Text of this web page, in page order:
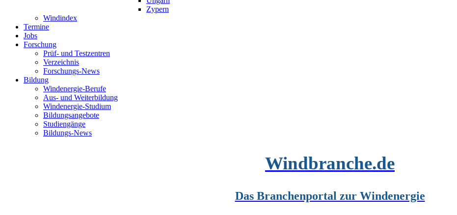
Zypern
Windindex
Termine
Jobs
Forschung
Prüf- und Testzentren
Verzeichnis
Forschungs-News
Bildung
Windenergie-Berufe
Aus- und Weiterbildung
Windenergie-Studium
Bildungsangebote
Studiengänge
Bildungs-News
Windbranche.de
Das Branchenportal zur Windenergie